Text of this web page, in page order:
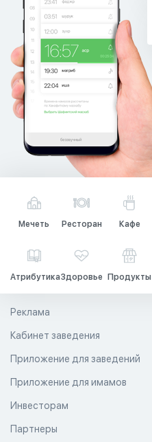
Мечеть Ресторан Кафе
АтрибутикаЗдоровье Продукты
Реклама
Кабинет заведения
Приложение для заведений
Приложение для имамов
Инвесторам
Партнеры